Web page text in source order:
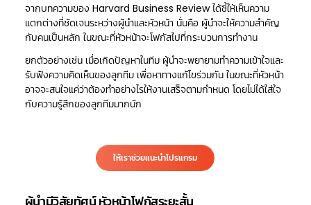
จากบทความของ Harvard Business Review ได้ชี้ให้เห็นความ
แตกต่างที่ชัดเจนระหว่างผู้นำและหัวหน้า นั่นคือ ผู้นำจะให้ความสำคัญ
กับคนเป็นหลัก ในขณะที่หัวหน้าจะโฟกัสไปที่กระบวนการทำงาน
ยกตัวอย่างเช่น เมื่อเกิดปัญหาในทีม ผู้นำจะพยายามทำความเข้าใจและ
รับฟังความคิดเห็นของลูกทีม เพื่อหาทางแก้ไขร่วมกัน ในขณะที่หัวหน้า
อาจจะสนใจแค่ว่าต้องทำอย่างไรให้งานเสร็จตามกำหนด โดยไม่ได้ใส่ใจ
กับความรู้สึกของลูกทีมมากนัก
ให้เราช่วยแนะนำโปรแกรม
ผู้นำมีวิสัยทัศน์ หัวหน้าโฟกัสระยะสั้น